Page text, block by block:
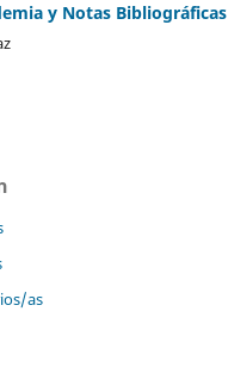
y Notas Bibliográficas
as